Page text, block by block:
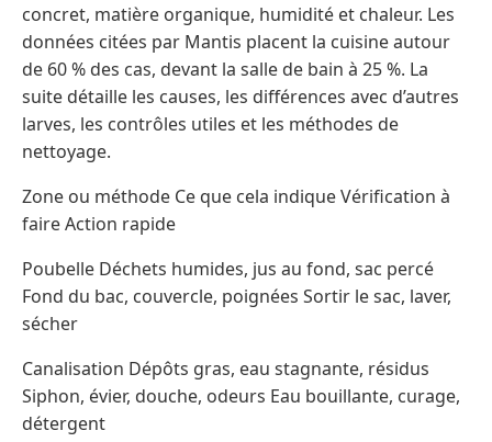
concret, matière organique, humidité et chaleur. Les
données citées par Mantis placent la cuisine autour
de 60 % des cas, devant la salle de bain à 25 %. La
suite détaille les causes, les différences avec d’autres
larves, les contrôles utiles et les méthodes de
nettoyage.
Zone ou méthode Ce que cela indique Vérification à
faire Action rapide
Poubelle Déchets humides, jus au fond, sac percé
Fond du bac, couvercle, poignées Sortir le sac, laver,
sécher
Canalisation Dépôts gras, eau stagnante, résidus
Siphon, évier, douche, odeurs Eau bouillante, curage,
détergent